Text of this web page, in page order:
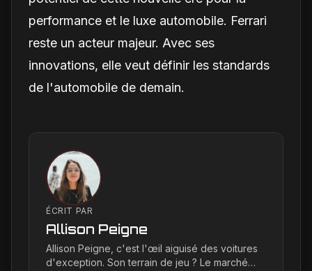
performance et le luxe automobile. Ferrari
reste un acteur majeur. Avec ses
innovations, elle veut définir les standards
de l'automobile de demain.
ÉCRIT PAR
Allison Peigne
Allison Peigne, c'est l'œil aiguisé des voitures
d'exception. Son terrain de jeu ? Le marché